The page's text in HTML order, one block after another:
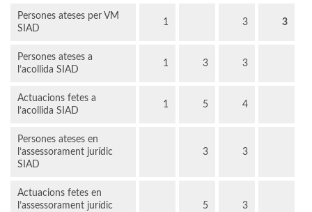
Persones ateses per VM
SIAD
1 3 3
Persones ateses a
l’acollida SIAD
1 3 3
Actuacions fetes a
l’acollida SIAD
1 5 4
Persones ateses en
l’assessorament jurídic
SIAD
3 3
Actuacions fetes en
l’assessorament jurídic
5 3